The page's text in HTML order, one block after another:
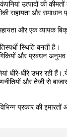
उत्पादों की
सहायता और समाधान
और एक व्यापक
स्थिति बनती है।
और प्रबंधन
धीरे-धीरे उभर रही
और तेजी से
प्रकार की इमारतों